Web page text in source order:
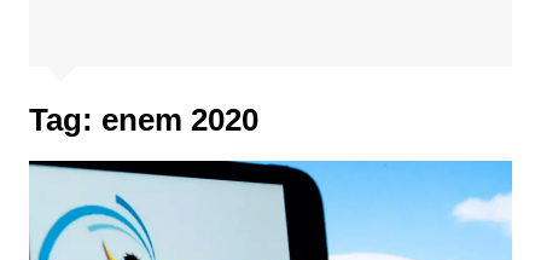
Tag: enem 2020